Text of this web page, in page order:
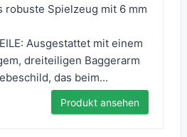
robuste Spielzeug mit 6 mm
Ausgestattet mit einem
dreiteiligen Baggerarm
das beim...
Produkt ansehen